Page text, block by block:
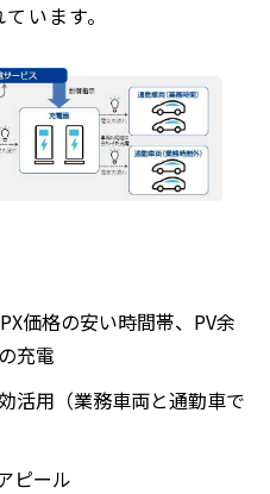
います。
価格の安い時間帯、PV余
充電
活用（業務車両と通勤車で
ピール